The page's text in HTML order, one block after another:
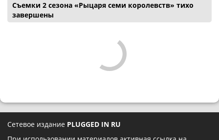
Съемки 2 сезона «Рыцаря семи королевств» тихо
завершены
Сетевое издание PLUGGED IN RU